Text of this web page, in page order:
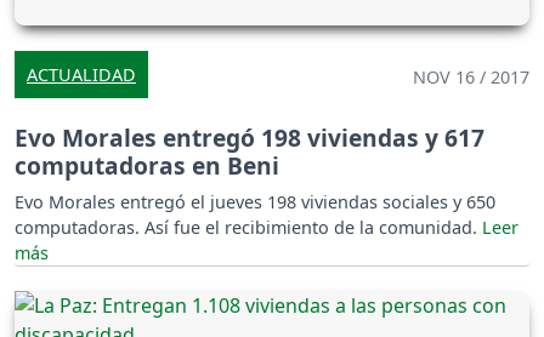
ACTUALIDAD NOV 16 / 2017
Evo Morales entregó 198 viviendas y 617
computadoras en Beni
Evo Morales entregó el jueves 198 viviendas sociales y 650
computadoras. Así fue el recibimiento de la comunidad.